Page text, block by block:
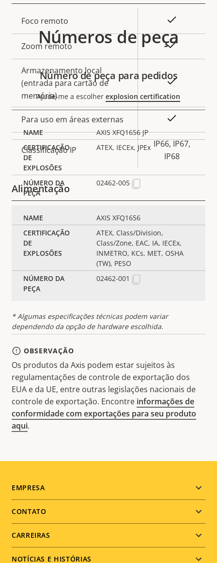
Descrição
da
propriedade
propriedade
Foco remoto
Zoom remoto Sim
Armazenamento local
(entrada para cartão de
memória)
Para uso em áreas externas
Classificação IP
IP66, IP67,
IP68
Alimentação
Descrição
da
propriedade
Valor da
propriedade
Potência (máxima)
Potência (média) -
Tensão de entrada CC
Tensão de entrada CA
* Algumas especificações técnicas podem variar
dependendo da opção de hardware escolhida.
Números de peça
Número de peça para pedidos
Ajude-me a escolher explosion certification
AXIS XFQ1656 JP
ATEX, IECEx, JPEx
02462-005
AXIS XFQ1656
ATEX, Class/Division,
Class/Zone, EAC, IA, IECEx,
INMETRO, KCs, MET, OSHA
(TW), PESO
02462-001
OBSERVAÇÃO
Os produtos da Axis podem estar sujeitos às
regulamentações de controle de exportação dos
EUA e da UE, entre outras legislações nacionais de
controle de exportação. Encontre informações de
conformidade com exportações para seu produto
aqui.
Footer
menu
EMPRESA
CONTATO
CARREIRAS
NOTÍCIAS E HISTÓRIAS